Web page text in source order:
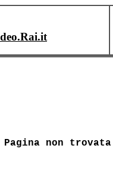
Pagina non trovata